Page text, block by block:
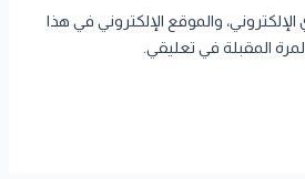
والموقع الإلكتروني في هذا
المقبلة في تعليقي.